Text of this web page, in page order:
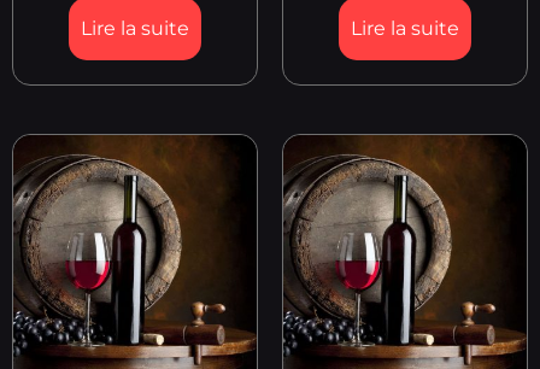
Lire la suite Lire la suite